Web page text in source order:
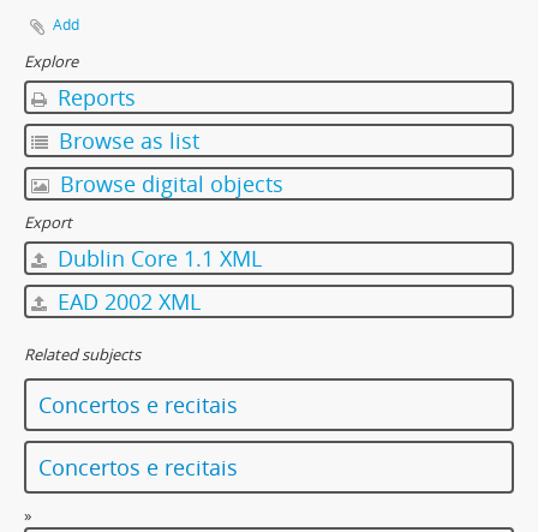
[Item] Letra da canção "Cantiga do fogo e da guerra"
[Item] Partitura da canção "Do que um homem é capaz"
[Item] Letra da canção "Ser solidário"
[Item] Letra da canção "Se te falta a sopa para o prato"
[Item] Letra da canção "1900 (Carta a Anton Tchekhov)"
[Item] Letra da canção "Casa comigo Marta"
[Item] Letra da canção "Queixa das almas jovens censuradas"
[Item] Letra da canção "Tiro-no-liro"
[Item] Letra da canção "A cantiga é uma arma"
[Item] Letra da canção "Amor gigante"
[Item] Letra da canção "Emigrantes da quarta dimensão (Carta a J.C.)"
[Item] Letra da canção "O papão do anão"
Add
Explore
Reports
Browse as list
Browse digital objects
Export
Dublin Core 1.1 XML
EAD 2002 XML
Related subjects
Concertos e recitais
Concertos e recitais
»